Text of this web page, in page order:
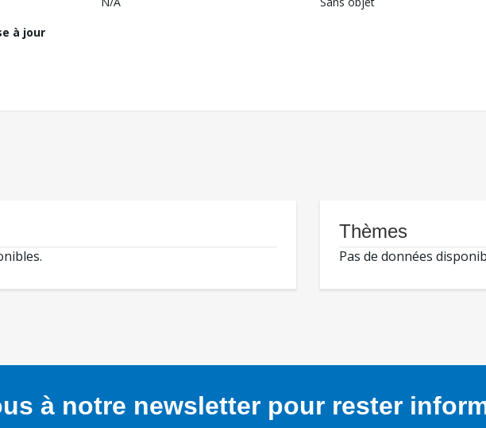
à jour
Thèmes
Pas de données
à notre newsletter pour rester